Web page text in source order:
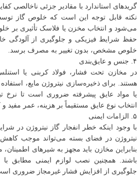
گریدهای استاندارد با مقادیر جزئی ناخالصی
نکته قابل توجه این است که خلوص گاز توسط
می‌شود و انتخاب مخزن یا فلاسک تأثیری بر
حفظ شرایط فیزیکی و جلوگیری از آلودگی
خلوص مشخص، بدون تغییر به مصرف برسد.
۴. جنس و عایق‌بندی
در مخازن تحت فشار، فولاد کربنی یا
هستند. برای ذخیره‌سازی نیتروژن مایع،
یا مواد عایق پیشرفته ضروری است تا نرخ
انتخاب نوع عایق مستقیماً بر هزینه، عمر مفید و
۵. الزامات ایمنی
با وجود اینکه خطر انفجار گاز نیتروژن در
نیتروژن در فضای بسته می‌تواند موجب
بنابراین مخازن باید مجهز به شیرهای
باشند. همچنین نصب لوازم ایمنی مطابق با
جلوگیری از افزایش فشار غیرمجاز ضروری